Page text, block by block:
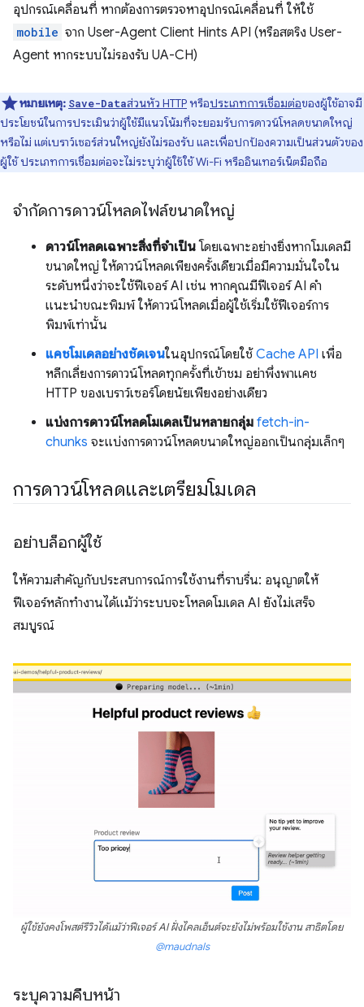
อุปกรณ์เคลื่อนที่ หากต้องการตรวจหาอุปกรณ์เคลื่อนที่ ให้ใช้
mobile จาก User-Agent Client Hints API (หรือสตริง User-
Agent หากระบบไม่รองรับ UA-CH)
หมายเหตุ: Save-Dataส่วนหัว HTTP หรือประเภทการเชื่อมต่อของผู้ใช้อาจมี
ประโยชน์ในการประเมินว่าผู้ใช้มีแนวโน้มที่จะยอมรับการดาวน์โหลดขนาดใหญ่
หรือไม่ แต่เบราว์เซอร์ส่วนใหญ่ยังไม่รองรับ และเพื่อปกป้องความเป็นส่วนตัวของ
ผู้ใช้ ประเภทการเชื่อมต่อจะไม่ระบุว่าผู้ใช้ใช้ Wi-Fi หรืออินเทอร์เน็ตมือถือ
จำกัดการดาวน์โหลดไฟล์ขนาดใหญ่
ดาวน์โหลดเฉพาะสิ่งที่จําเป็นโดยเฉพาะอย่างยิ่งหากโมเดลมี
ขนาดใหญ่ ให้ดาวน์โหลดเพียงครั้งเดียวเมื่อมีความมั่นใจใน
ระดับหนึ่งว่าจะใช้ฟีเจอร์ AI เช่น หากคุณมีฟีเจอร์ AI คำ
แนะนำขณะพิมพ์ ให้ดาวน์โหลดเมื่อผู้ใช้เริ่มใช้ฟีเจอร์การ
พิมพ์เท่านั้น
แคชโมเดลอย่างชัดเจนในอุปกรณ์โดยใช้Cache API เพื่อ
หลีกเลี่ยงการดาวน์โหลดทุกครั้งที่เข้าชม อย่าพึ่งพาแคช
HTTP ของเบราว์เซอร์โดยนัยเพียงอย่างเดียว
แบ่งการดาวน์โหลดโมเดลเป็นหลายกลุ่ม fetch-in-
chunks จะแบ่งการดาวน์โหลดขนาดใหญ่ออกเป็นกลุ่มเล็กๆ
การดาวน์โหลดและเตรียมโมเดล
อย่าบล็อกผู้ใช้
ให้ความสำคัญกับประสบการณ์การใช้งานที่ราบรื่น: อนุญาตให้
ฟีเจอร์หลักทำงานได้แม้ว่าระบบจะโหลดโมเดล AI ยังไม่เสร็จ
สมบูรณ์
ผู้ใช้ยังคงโพสต์รีวิวได้แม้ว่าฟีเจอร์ AI ฝั่งไคลเอ็นต์จะยังไม่พร้อมใช้งาน สาธิตโดย
@maudnals
ระบุความคืบหน้า